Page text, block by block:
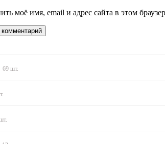
моё имя, email и адрес сайта в этом
69 шт.